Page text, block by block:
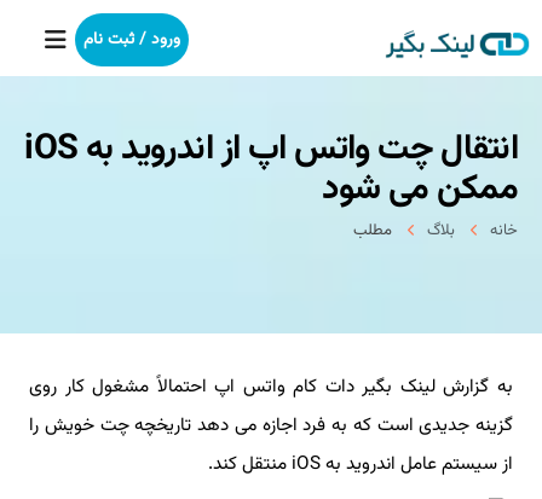
خانه
بکلینک
خدمات ما
درباره ما
آموزش
ورود / ثبت نام
انتقال چت واتس اپ از اندروید به iOS
ممکن می شود
خانه بلاگ مطلب
به گزارش لینک بگیر دات کام واتس اپ احتمالاً مشغول کار روی
گزینه جدیدی است که به فرد اجازه می دهد تاریخچه چت خویش را
از سیستم عامل اندروید به iOS منتقل کند.